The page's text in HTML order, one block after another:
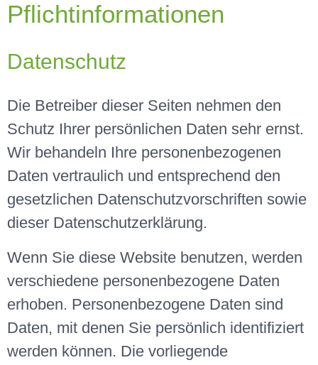
Pflichtinformationen
Datenschutz
Die Betreiber dieser Seiten nehmen den
Schutz Ihrer persönlichen Daten sehr ernst.
Wir behandeln Ihre personenbezogenen
Daten vertraulich und entsprechend den
gesetzlichen Datenschutzvorschriften sowie
dieser Datenschutzerklärung.
Wenn Sie diese Website benutzen, werden
verschiedene personenbezogene Daten
erhoben. Personenbezogene Daten sind
Daten, mit denen Sie persönlich identifiziert
werden können. Die vorliegende